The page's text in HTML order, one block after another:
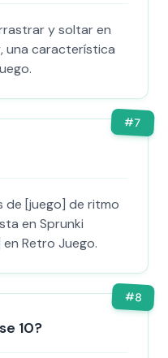
y soltar en
una característica
#7
de [juego] de ritmo
en Sprunki
Retro Juego.
#8
10?